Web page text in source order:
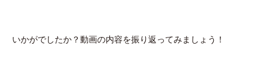
いかがでしたか？動画の内容を振り返ってみましょう！